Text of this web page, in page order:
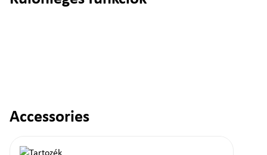
Termékgaléria kihagyása
Accessories